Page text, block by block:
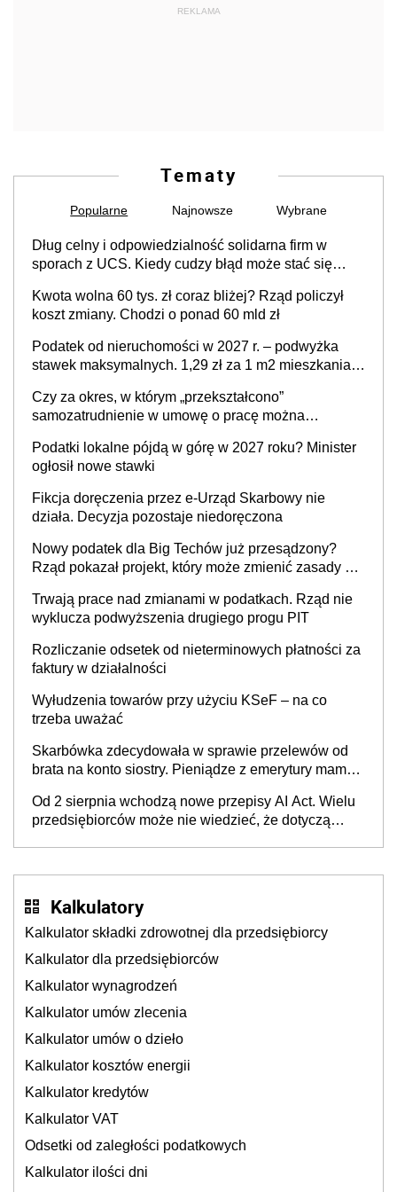
REKLAMA
Tematy
Popularne Najnowsze Wybrane
Dług celny i odpowiedzialność solidarna firm w
sporach z UCS. Kiedy cudzy błąd może stać się
Kwota wolna 60 tys. zł coraz bliżej? Rząd policzył
koszt zmiany. Chodzi o ponad 60 mld zł
Podatek od nieruchomości w 2027 r. – podwyżka
stawek maksymalnych. 1,29 zł za 1 m2 mieszkania,
prowadzeniem działalności gospodarczej
Czy za okres, w którym „przekształcono”
samozatrudnienie w umowę o pracę można
cywilnoprawnej jedynym racjonalnym wyjściem
Podatki lokalne pójdą w górę w 2027 roku? Minister
ogłosił nowe stawki
Fikcja doręczenia przez e-Urząd Skarbowy nie
działa. Decyzja pozostaje niedoręczona
Nowy podatek dla Big Techów już przesądzony?
Rząd pokazał projekt, który może zmienić zasady gry
Trwają prace nad zmianami w podatkach. Rząd nie
wyklucza podwyższenia drugiego progu PIT
Rozliczanie odsetek od nieterminowych płatności za
faktury w działalności
Wyłudzenia towarów przy użyciu KSeF – na co
trzeba uważać
Skarbówka zdecydowała w sprawie przelewów od
brata na konto siostry. Pieniądze z emerytury mamy
będzie
Od 2 sierpnia wchodzą nowe przepisy AI Act. Wielu
przedsiębiorców może nie wiedzieć, że dotyczą
Kalkulatory
Kalkulator składki zdrowotnej dla przedsiębiorcy
Kalkulator dla przedsiębiorców
Kalkulator wynagrodzeń
Kalkulator umów zlecenia
Kalkulator umów o dzieło
Kalkulator kosztów energii
Kalkulator kredytów
Kalkulator VAT
Odsetki od zaległości podatkowych
Kalkulator ilości dni